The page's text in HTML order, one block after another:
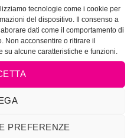
tecnologie come i cookie per
del dispositivo. Il consenso a
dati come il comportamento di
Non acconsentire o ritirare il
alcune caratteristiche e funzioni.
PREFERENZE